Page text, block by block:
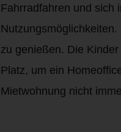
Fahrradfahren und sich
zu genießen. Die
Platz, um ein
Mietwohnung nicht